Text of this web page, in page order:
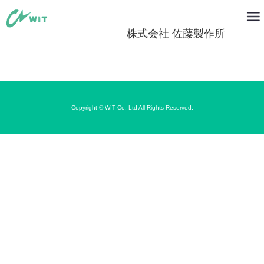
株式会社 佐藤製作所
Copyright © WIT Co. Ltd All Rights Reserved.